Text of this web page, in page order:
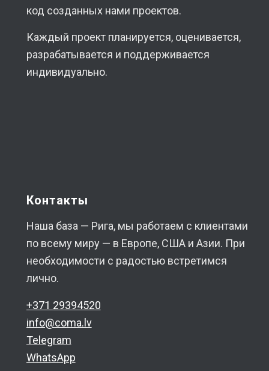
код созданных нами проектов.
Каждый проект планируется, оценивается,
разрабатывается и поддерживается
индивидуально.
Контакты
Наша база — Рига, мы работаем с клиентами
по всему миру — в Европе, США и Азии. При
необходимости с радостью встретимся
лично.
+371 29394520
info@coma.lv
Telegram
WhatsApp